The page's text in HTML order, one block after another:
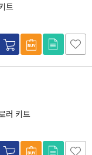
트
러 키트